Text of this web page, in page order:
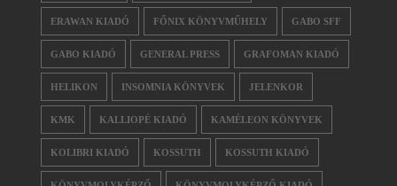
ERAWAN KIADÓ FŐNIX KÖNYVMŰHELY GABO SFF
GABO KIADÓ GENERAL PRESS GRAFOMAN KIADÓ
HELIKON INSOMNIA KÖNYVEK JELENKOR
KMK KALLIOPÉ KIADÓ KAMÉLEON KÖNYVEK
KOLIBRI KIADÓ KOSSUTH KOSSUTH KIADÓ